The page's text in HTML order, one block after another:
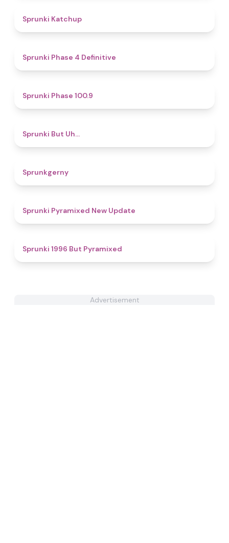
Sprunki Katchup
Sprunki Phase 4 Definitive
Sprunki Phase 100.9
Sprunki But Uh…
Sprunkgerny
Sprunki Pyramixed New Update
Sprunki 1996 But Pyramixed
Advertisement